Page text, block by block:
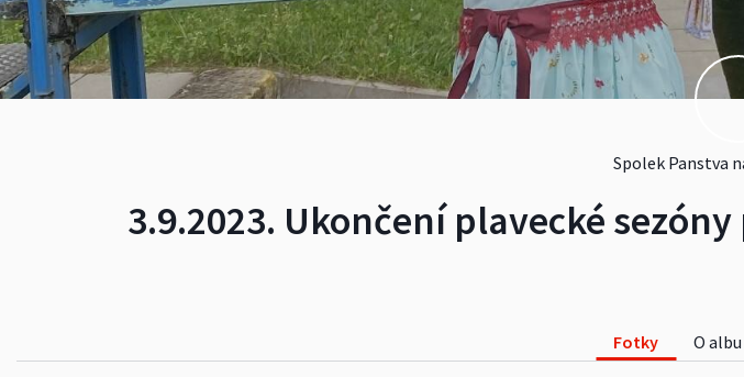
Spolek Panstva
3.9.2023. Ukončení plavecké
Fotky O albu